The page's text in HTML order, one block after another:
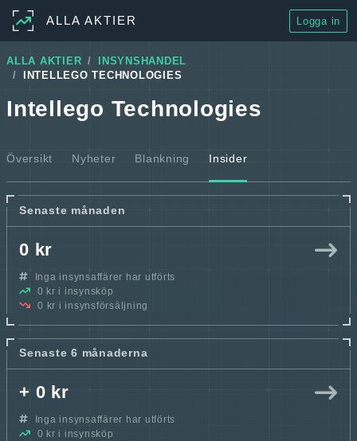
ALLA AKTIER Logga in
ALLA AKTIER
INSYNSHANDEL
INTELLEGO TECHNOLOGIES
Intellego Technologies
Översikt Nyheter Blankning Insider
Senaste månaden
0 kr
Inga insynsaffärer har utförts
0 kr i insynsköp
0 kr i insynsförsäljning
Senaste 6 månaderna
+ 0 kr
Inga insynsaffärer har utförts
0 kr i insynsköp